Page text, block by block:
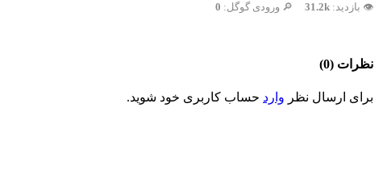
👁️ بازدید: 31.2k 🔎 ورودی گوگل: 0
نظرات (0)
برای ارسال نظر وارد حساب کاربری خود شوید.